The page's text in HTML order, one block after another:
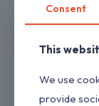
Polín 1
Consent
This
We use
provide